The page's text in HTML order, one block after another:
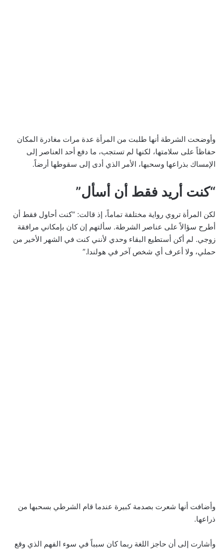
وأوضحت الشرطة أنها طلبت من المرأة عدة مرات مغادرة المكان
حفاظاً على سلامتها، لكنها لم تستجب، ما دفع أحد العناصر إلى
الإمساك بذراعها وسحبها، الأمر الذي أدى إلى سقوطها أرضاً.
“كنت أريد فقط أن أسأل”
لكن المرأة تروي رواية مختلفة تماماً، إذ قالت: “كنت أحاول فقط أن
أطرح سؤالاً على عناصر الشرطة. سألتهم إن كان بإمكاني مرافقة
زوجي. لم أكن أستطيع البقاء وحدي لأنني كنت في الشهر الأخير من
حملي، ولا أعرف أي شخص آخر في هولندا.”
وأضافت أنها شعرت بصدمة كبيرة عندما قام الشرطي بسحبها من
ذراعها.
وأشارت إلى أن حاجز اللغة ربما كان سبباً في سوء الفهم الذي وقع